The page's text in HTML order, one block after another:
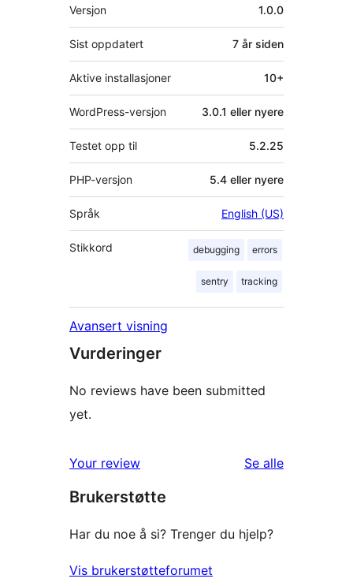
Versjon 1.0.0
Sist oppdatert 7 år siden
Aktive installasjoner 10+
WordPress-versjon 3.0.1 eller nyere
Testet opp til 5.2.25
PHP-versjon 5.4 eller nyere
Språk English (US)
Stikkord debugging errors
sentry tracking
Avansert visning
Vurderinger
No reviews have been submitted
yet.
Your review Se alleomtalene
Brukerstøtte
Har du noe å si? Trenger du hjelp?
Vis brukerstøtteforumet